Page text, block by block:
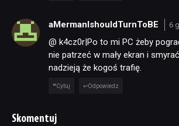
aMermanIshouldTurnToBE 6
@ k4cz0r|Po to mi PC żeby
nie patrzeć w mały ekran i
nadzieją że kogoś trafię.
Cytuj Odpowiedz
Skomentuj